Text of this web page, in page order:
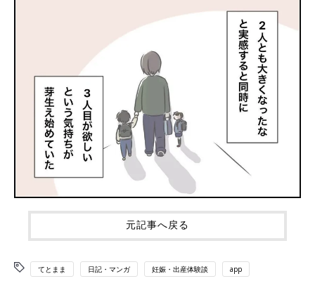
元記事へ戻る
てとまま 日記・マンガ 妊娠・出産体験談 app